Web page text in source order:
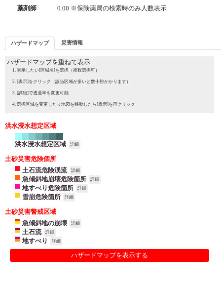
薬剤師 0.00 ※保険薬局の検索時のみ人数表示
ハザードマップ 災害情報
ハザードマップを重ねて表示
表示したい[区域名]を選択（複数選択可）
[表示]をクリック（該当区域が多いと数十秒かかります）
[詳細]で透過率を変更可能
選択区域を変更したり地図を移動したら[表示]を再クリック
洪水浸水想定区域
洪水浸水想定区域 詳細
土砂災害危険個所
土石流危険渓流
詳細
急傾斜地崩壊危険箇所 詳細
地すべり危険箇所 詳細
雪崩危険箇所 詳細
土砂災害警戒区域
急傾斜地の崩壊
詳細
土石流 詳細
地すべり 詳細
ハザードマップを表示する